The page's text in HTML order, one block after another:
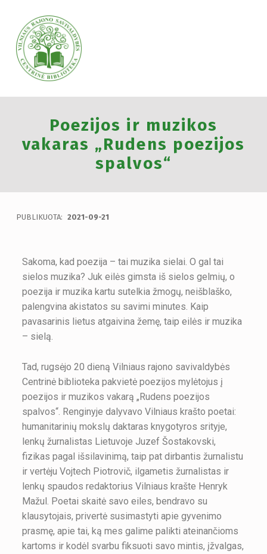
VILNIAUS RAJONO SAVIVALDYBĖS CENTRINĖ BIBLIOTEKA
VILNIAUS RAJONO SAVIVALDYBĖS CENTRINĖ BIBLIOTEKA KVIEČIA VISUS PRISIJUNGTI PRIE VISUOTINĖS PILIETINĖS INICIATYVOS „ATMINTIS GYVA, NES LIUDIJA“ IR UŽDEGTI ATMINIMO.
Poezijos ir muzikos
vakaras „Rudens poezijos
spalvos“
PUBLIKUOTA: 2021-09-21
Sakoma, kad poezija – tai muzika sielai. O gal tai
sielos muzika? Juk eilės gimsta iš sielos gelmių, o
poezija ir muzika kartu sutelkia žmogų, neišblaško,
palengvina akistatos su savimi minutes. Kaip
pavasarinis lietus atgaivina žemę, taip eilės ir muzika
– sielą.
Tad, rugsėjo 20 dieną Vilniaus rajono savivaldybės
Centrinė biblioteka pakvietė poezijos mylėtojus į
poezijos ir muzikos vakarą „Rudens poezijos
spalvos“. Renginyje dalyvavo Vilniaus krašto poetai:
humanitarinių mokslų daktaras knygotyros srityje,
lenkų žurnalistas Lietuvoje Juzef Šostakovski,
fizikas pagal išsilavinimą, taip pat dirbantis žurnalistu
ir vertėju Vojtech Piotrovič, ilgametis žurnalistas ir
lenkų spaudos redaktorius Vilniaus krašte Henryk
Mažul. Poetai skaitė savo eiles, bendravo su
klausytojais, privertė susimastyti apie gyvenimo
prasmę, apie tai, ką mes galime palikti ateinančioms
kartoms ir kodėl svarbu fiksuoti savo mintis, įžvalgas,